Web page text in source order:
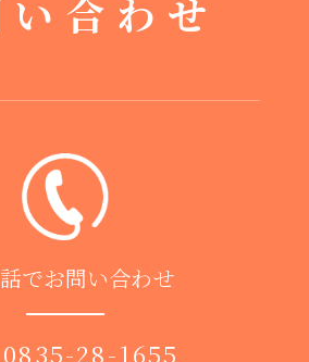
合わせ
でお問い合わせ
0835-28-1655